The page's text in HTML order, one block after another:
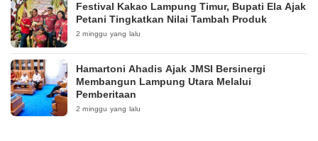
‎Festival Kakao Lampung Timur, Bupati Ela Ajak
Petani Tingkatkan Nilai Tambah Produk
2 minggu yang lalu
Hamartoni Ahadis Ajak JMSI Bersinergi
Membangun Lampung Utara Melalui
Pemberitaan
2 minggu yang lalu